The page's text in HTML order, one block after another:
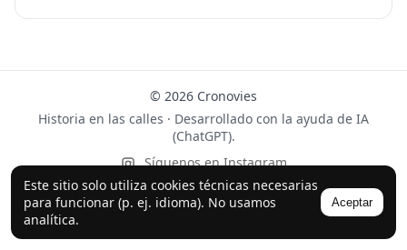
Este sitio solo utiliza cookies técnicas necesarias
para funcionar (p. ej. idioma). No usamos
analítica.
Aceptar
© 2026 Cronovies
Historia en las calles · Desarrollado con la ayuda de IA
(ChatGPT).
Síguenos en Instagram